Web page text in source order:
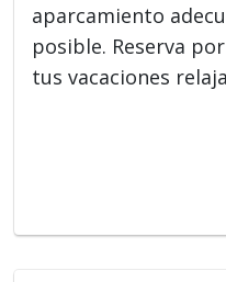
aparcamiento
posible. Reserva
tus vacaciones